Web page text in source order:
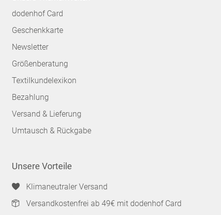
dodenhof Card
Geschenkkarte
Newsletter
Größenberatung
Textilkundelexikon
Bezahlung
Versand & Lieferung
Umtausch & Rückgabe
Unsere Vorteile
Klimaneutraler Versand
Versandkostenfrei ab 49€ mit dodenhof Card